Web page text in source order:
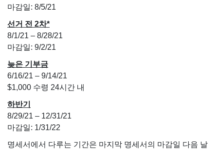
마감일: 8/5/21
선거 전 2차*
8/1/21 – 8/28/21
마감일: 9/2/21
늦은 기부금
6/16/21 – 9/14/21
$1,000 수령 24시간 내
하반기
8/29/21 – 12/31/21
마감일: 1/31/22
명세서에서 다루는 기간은 마지막 명세서의 마감일 다음 날